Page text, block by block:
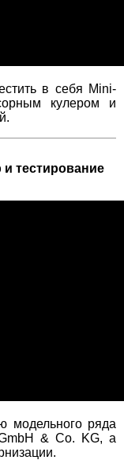
в себя Mini-
кулером и
и тестирование
модельного ряда
& Co. KG, а